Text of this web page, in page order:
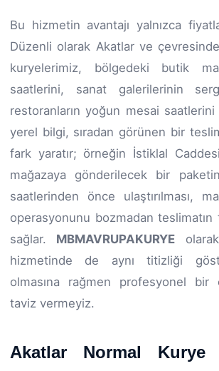
Bu hizmetin avantajı yalnızca
Düzenli olarak Akatlar ve
kuryelerimiz, bölgedeki butik
saatlerini, sanat galerilerinin
restoranların yoğun mesai saatlerini
yerel bilgi, sıradan görünen bir
fark yaratır; örneğin İstiklal
mağazaya gönderilecek bir
saatlerinden önce ulaştırılması,
operasyonunu bozmadan teslimatın
sağlar. MBMAVRUPAKURYE
hizmetinde de aynı titizliği
olmasına rağmen profesyonel bir
taviz vermeyiz.
Akatlar Normal Kurye